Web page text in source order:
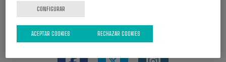
REDES SOCIALES
CONFIGURAR
RECHAZAR COOKIES
ACEPTAR COOKIES